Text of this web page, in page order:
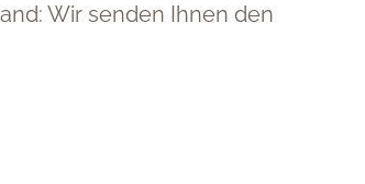
Wir senden Ihnen den